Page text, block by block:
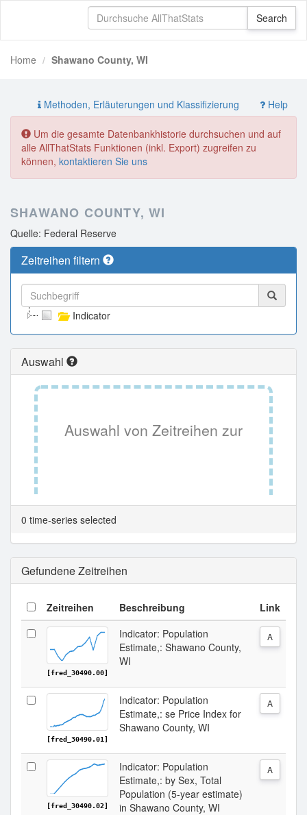
Home Shawano County, WI
Methoden, Erläuterungen und Klassifizierung Help
Um die gesamte Datenbankhistorie durchsuchen und auf
alle AllThatStats Funktionen (inkl. Export) zugreifen zu
können, kontaktieren Sie uns
SHAWANO COUNTY, WI
Quelle: Federal Reserve
Zeitreihen filtern
Indicator
Auswahl
Auswahl von Zeitreihen zur
Tabellenansicht.
0 time-series selected
Gefundene Zeitreihen
Zeitreihen Beschreibung Link
[fred_30490.00]
Indicator: Population
Estimate,: Shawano County,
WI
A
[fred_30490.01]
Indicator: Population
Estimate,: se Price Index for
Shawano County, WI
A
[fred_30490.02]
Indicator: Population
Estimate,: by Sex, Total
Population (5-year estimate)
in Shawano County, WI
A